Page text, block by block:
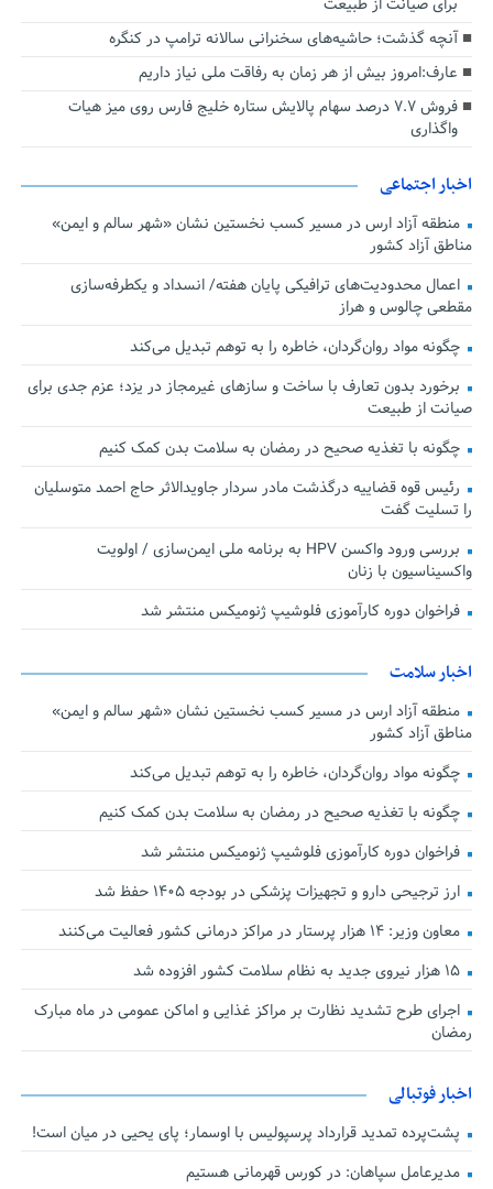
برای صیانت از طبیعت
آنچه گذشت؛ حاشیه‌های سخنرانی سالانه ترامپ در کنگره
عارف:امروز بیش از هر زمان به رفاقت ملی نیاز داریم
فروش ۷.۷ درصد سهام پالایش ستاره خلیج فارس روی میز هیات
واگذاری
اخبار اجتماعی
منطقه آزاد ارس در مسیر کسب نخستین نشان «شهر سالم و ایمن»
مناطق آزاد کشور
اعمال محدودیت‌های ترافیکی پایان هفته/ انسداد و یکطرفه‌سازی
مقطعی چالوس و هراز
چگونه مواد روان‌گردان، خاطره را به توهم تبدیل می‌کند
برخورد بدون تعارف با ساخت‌ و سازهای غیرمجاز در یزد؛ عزم جدی برای
صیانت از طبیعت
چگونه با تغذیه صحیح در رمضان به سلامت بدن کمک کنیم
رئیس قوه قضاییه درگذشت مادر سردار جاویدالاثر حاج احمد متوسلیان
را تسلیت گفت
بررسی ورود واکسن HPV به برنامه ملی ایمن‌سازی / اولویت
واکسیناسیون با زنان
فراخوان دوره کارآموزی فلوشیپ ژنومیکس منتشر شد
اخبار سلامت
منطقه آزاد ارس در مسیر کسب نخستین نشان «شهر سالم و ایمن»
مناطق آزاد کشور
چگونه مواد روان‌گردان، خاطره را به توهم تبدیل می‌کند
چگونه با تغذیه صحیح در رمضان به سلامت بدن کمک کنیم
فراخوان دوره کارآموزی فلوشیپ ژنومیکس منتشر شد
ارز ترجیحی دارو و تجهیزات پزشکی در بودجه ۱۴۰۵ حفظ شد
معاون وزیر: ۱۴ هزار پرستار در مراکز درمانی کشور فعالیت می‌کنند
۱۵ هزار نیروی جدید به نظام سلامت کشور افزوده شد
اجرای طرح تشدید نظارت بر مراکز غذایی و اماکن عمومی در ماه مبارک
رمضان
اخبار فوتبالی
پشت‌پرده تمدید قرارداد پرسپولیس با اوسمار؛ پای یحیی در میان است!
مدیرعامل سپاهان: در کورس قهرمانی هستیم